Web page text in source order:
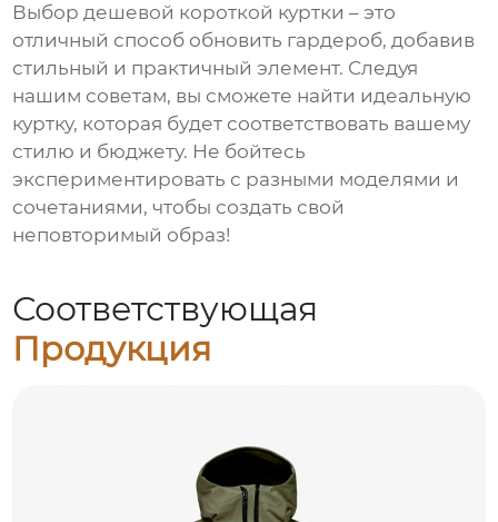
Выбордешевой короткой куртки – это
отличный способ обновить гардероб, добавив
стильный и практичный элемент. Следуя
нашим советам, вы сможете найти идеальную
куртку, которая будет соответствовать вашему
стилю и бюджету. Не бойтесь
экспериментировать с разными моделями и
сочетаниями, чтобы создать свой
неповторимый образ!
Соответствующая
Продукция